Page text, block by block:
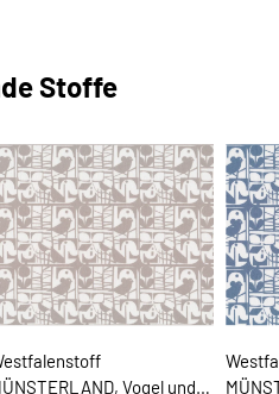
Stoffe
Vogel und